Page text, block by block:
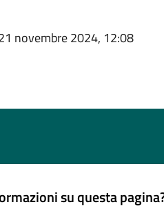
novembre 2024, 12:08
su questa